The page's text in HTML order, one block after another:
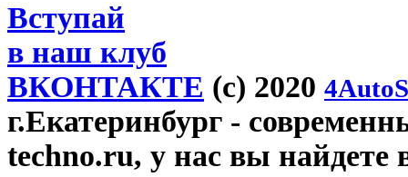
Вступай
в наш клуб
ВКОНТАКТЕ (c) 2020
г.Екатеринбург -
techno.ru, у нас вы найдете